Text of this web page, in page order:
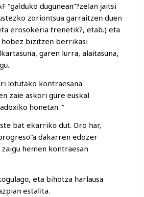
“galduko dugunean”?zelan jaitsi
zoriontsua garraitzen duen
erosokeria trenetik?, etab.) eta
bizitzen berrikasi
garen lurra, alaitasuna,
lotutako kontraesana
zaie askori gure euskal
honetan. ”
bat ekarriko dut. Oro har,
dakarren edozer
hemen kontraesan
eta bihotza harlausa
estalita.